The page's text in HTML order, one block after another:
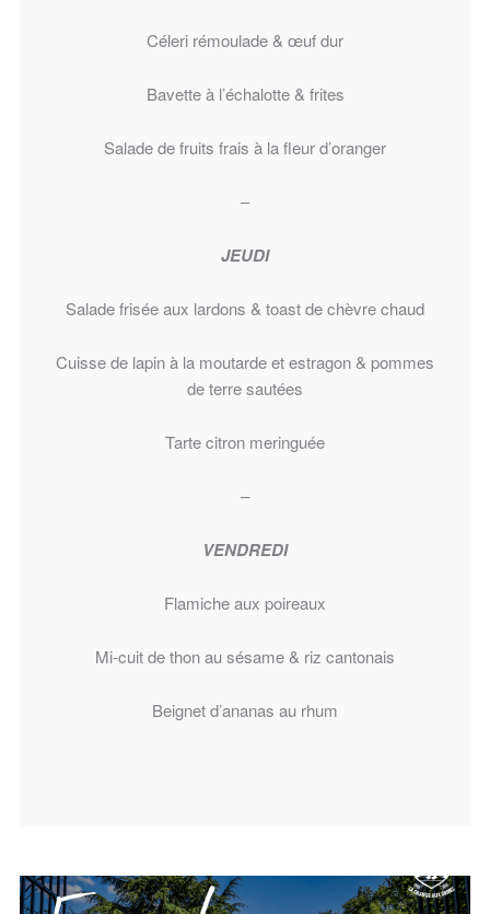
Céleri rémoulade & œuf dur
Bavette à l’échalotte & frites
Salade de fruits frais à la fleur d’oranger
–
JEUDI
Salade frisée aux lardons & toast de chèvre chaud
Cuisse de lapin à la moutarde et estragon & pommes
de terre sautées
Tarte citron meringuée
–
VENDREDI
Flamiche aux poireaux
Mi-cuit de thon au sésame & riz cantonais
Beignet d’ananas au rhum